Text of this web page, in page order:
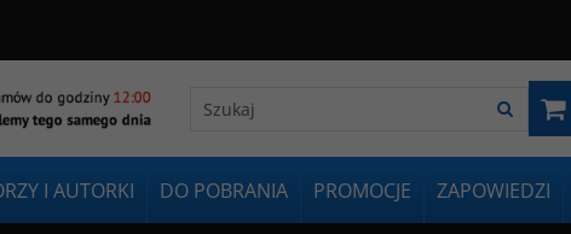
I AUTORKI DO POBRANIA PROMOCJE ZAPOWIEDZI